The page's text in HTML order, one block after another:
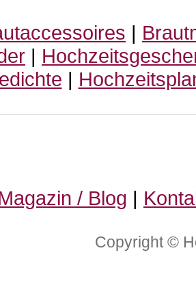
|
|
|
/ Blog |
Copyright ©